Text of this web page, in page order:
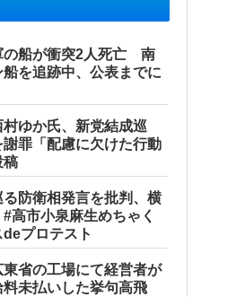
の船が衝突2人死亡 南
を追跡中、公表までに
ゆか氏、新党結成巡
罪「配慮に欠けた行動
る防衛相発言を批判、横
市小泉麻生めちゃく
プロテスト
省の工場にて経営者が
未払いした挙句高飛